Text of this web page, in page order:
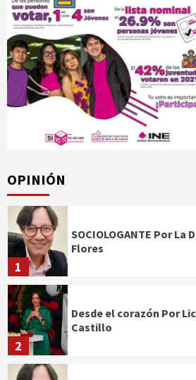
OPINIÓN
1
SOCIOLOGANTE Por La
Flores
2
Desde el corazón Por
Castillo